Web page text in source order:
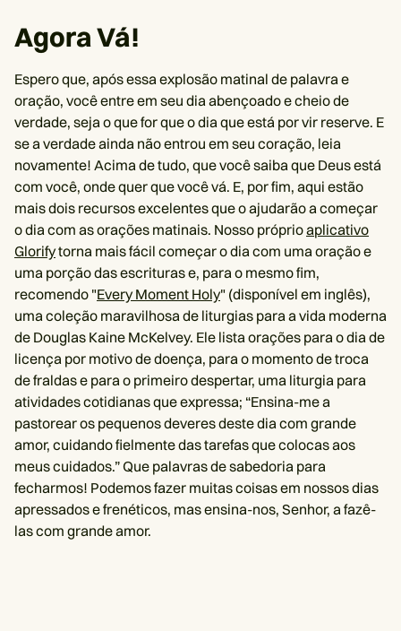
Agora Vá!
Espero que, após essa explosão matinal de palavra e
oração, você entre em seu dia abençoado e cheio de
verdade, seja o que for que o dia que está por vir reserve. E
se a verdade ainda não entrou em seu coração, leia
novamente! Acima de tudo, que você saiba que Deus está
com você, onde quer que você vá. E, por fim, aqui estão
mais dois recursos excelentes que o ajudarão a começar
o dia com as orações matinais. Nosso próprioaplicativo
Glorifytorna mais fácil começar o dia com uma oração e
uma porção das escrituras e, para o mesmo fim,
recomendo "Every Moment Holy" (disponível em inglês),
uma coleção maravilhosa de liturgias para a vida moderna
de Douglas Kaine McKelvey. Ele lista orações para o dia de
licença por motivo de doença, para o momento de troca
de fraldas e para o primeiro despertar, uma liturgia para
atividades cotidianas que expressa; “Ensina-me a
pastorear os pequenos deveres deste dia com grande
amor, cuidando fielmente das tarefas que colocas aos
meus cuidados.” Que palavras de sabedoria para
fecharmos! Podemos fazer muitas coisas em nossos dias
apressados ​​e frenéticos, mas ensina-nos, Senhor, a fazê-
las com grande amor.